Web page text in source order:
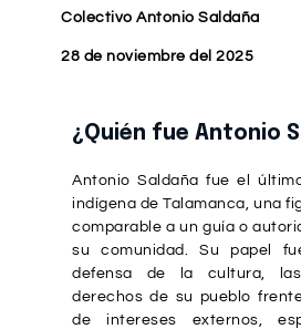
Colectivo Antonio Saldaña
28 de noviembre del 2025
¿Quién fue Antonio
Antonio Saldaña fue el
indígena de Talamanca, una
comparable a un guía o
su comunidad. Su papel
defensa de la cultura,
derechos de su pueblo
de intereses externos,